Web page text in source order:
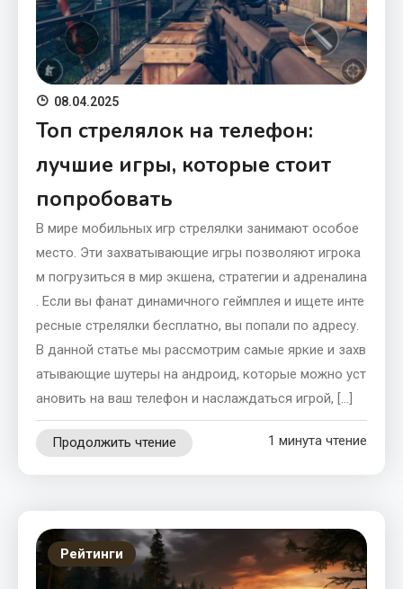
08.04.2025
Топ стрелялок на телефон:
лучшие игры, которые стоит
попробовать
В мире мобильных игр стрелялки занимают особое
место. Эти захватывающие игры позволяют игрока
м погрузиться в мир экшена, стратегии и адреналина
. Если вы фанат динамичного геймплея и ищете инте
ресные стрелялки бесплатно, вы попали по адресу.
В данной статье мы рассмотрим самые яркие и захв
атывающие шутеры на андроид, которые можно уст
ановить на ваш телефон и наслаждаться игрой, […]
Продолжить чтение 1 минута чтение
Рейтинги